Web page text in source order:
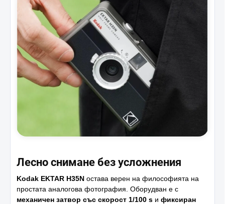
Лесно снимане без усложнения
Kodak EKTAR H35N остава верен на философията на
простата аналогова фотография. Оборудван е с
механичен затвор със скорост 1/100 s и фиксиран